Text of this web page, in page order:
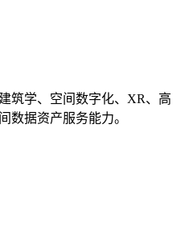
筑学、空间数字化、XR、高
数据资产服务能力。